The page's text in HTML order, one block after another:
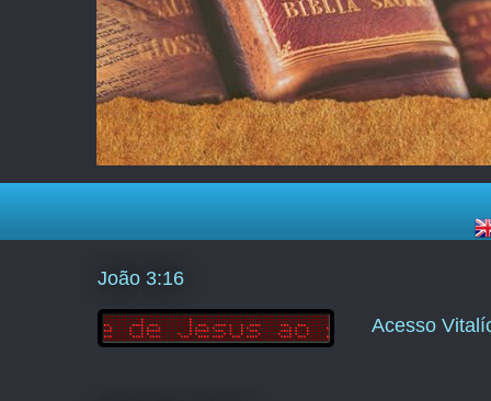
Acesso
João 3:16